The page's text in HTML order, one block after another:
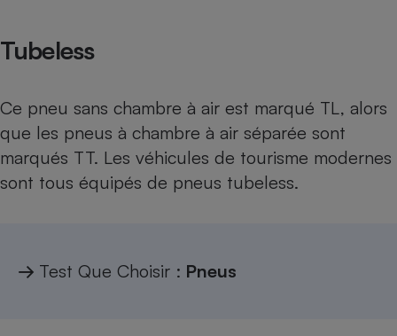
Tubeless
Ce pneu sans chambre à air est marqué TL, alors
que les pneus à chambre à air séparée sont
marqués TT. Les véhicules de tourisme modernes
sont tous équipés de pneus tubeless.
→ Test Que Choisir : Pneus